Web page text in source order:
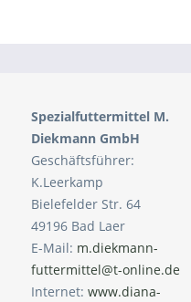
Spezialfuttermittel M.
Diekmann GmbH
Geschäftsführer:
K.Leerkamp
Bielefelder Str. 64
49196 Bad Laer
E-Mail: m.diekmann-
futtermittel@t-online.de
Internet: www.diana-